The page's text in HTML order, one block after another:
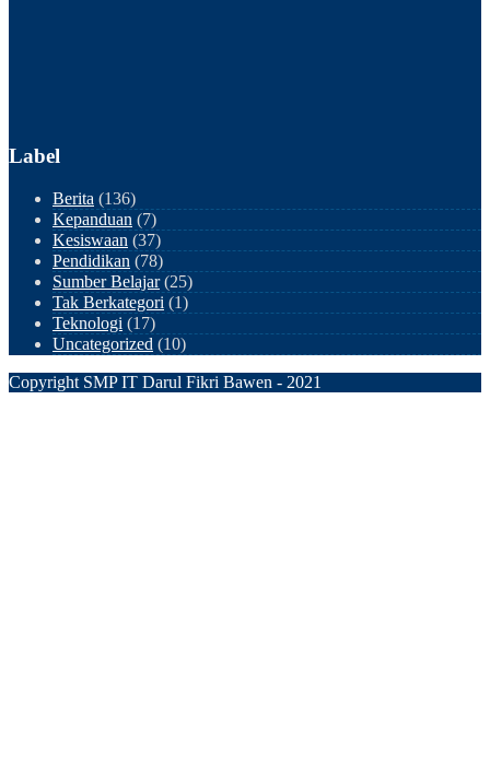
Label
Berita (136)
Kepanduan (7)
Kesiswaan (37)
Pendidikan (78)
Sumber Belajar(25)
Tak Berkategori (1)
Teknologi (17)
Uncategorized (10)
Copyright SMP IT Darul Fikri Bawen - 2021